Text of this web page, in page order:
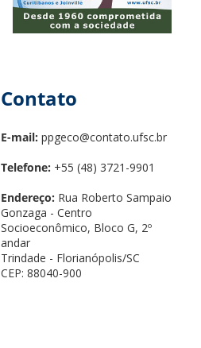
Contato
E-mail: ppgeco@contato.ufsc.br
Telefone: +55 (48) 3721-9901
Endereço: Rua Roberto Sampaio
Gonzaga - Centro
Socioeconômico, Bloco G, 2º
andar
Trindade - Florianópolis/SC
CEP: 88040-900